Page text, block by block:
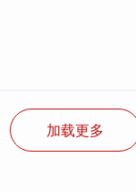
加载更多